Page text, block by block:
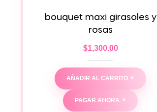
bouquet maxi girasoles y
rosas
$1,300.00
AÑADIR AL CARRITO
PAGAR AHORA